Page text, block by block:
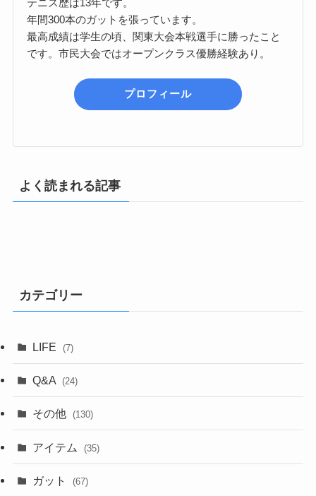
テニス歴は13年です。
年間300本のガットを張っています。
最高成績は学生の頃、関東大会本戦選手に勝ったこと
です。市民大会ではオープンクラス優勝経験あり。
プロフィール
よく読まれる記事
カテゴリー
LIFE (7)
Q&A (24)
その他 (130)
アイテム (35)
ガット (67)